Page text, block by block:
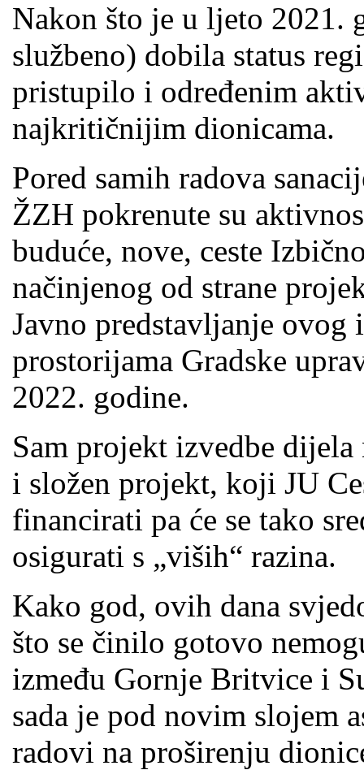
Nakon što je u ljeto 2021.
službeno) dobila status
pristupilo i određenim
najkritičnijim dionicama.
Pored samih radova
ŽZH pokrenute su
buduće, nove, ceste
načinjenog od strane
Javno predstavljanje ovog
prostorijama Gradske
2022. godine.
Sam projekt izvedbe
i složen projekt, koji JU
financirati pa će se tako
osigurati s „viših“ razina.
Kako god, ovih dana
što se činilo gotovo
između Gornje Britvice i
sada je pod novim slojem
radovi na proširenju